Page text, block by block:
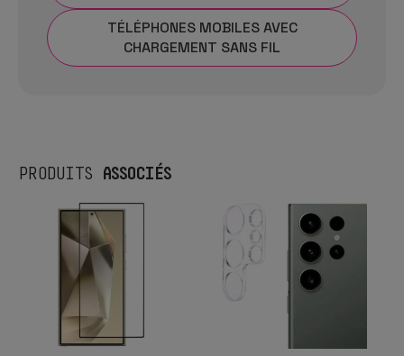
TÉLÉPHONES MOBILES AVEC
CHARGEMENT SANS FIL
PRODUITS ASSOCIÉS